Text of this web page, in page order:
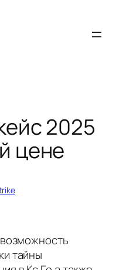
2025
цене
тайны